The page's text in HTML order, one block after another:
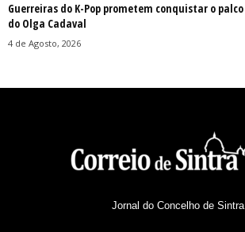
Guerreiras do K-Pop prometem conquistar o palco
do Olga Cadaval
4 de Agosto, 2026
Jornal do Concelho de Sintra